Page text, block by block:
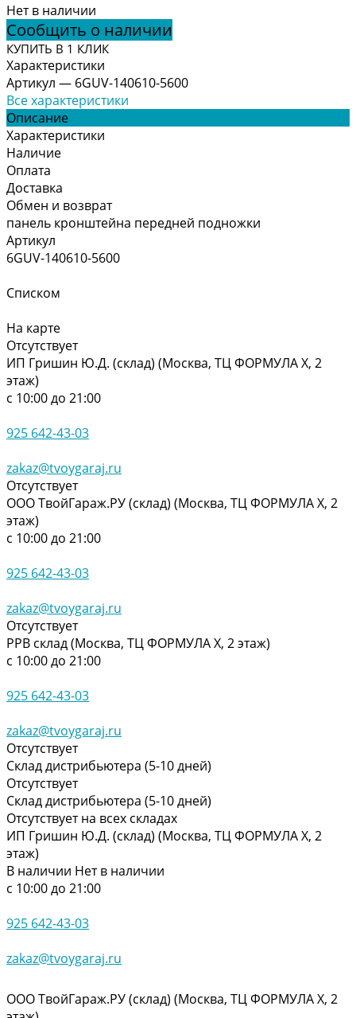
Нет в наличии
Сообщить о наличии
КУПИТЬ В 1 КЛИК
Характеристики
Артикул — 6GUV-140610-5600
Все характеристики
Описание
Характеристики
Наличие
Оплата
Доставка
Обмен и возврат
панель кронштейна передней подножки
Артикул
6GUV-140610-5600
Списком
На карте
Отсутствует
ИП Гришин Ю.Д. (склад) (Москва, ТЦ ФОРМУЛА Х, 2
этаж)
с 10:00 до 21:00
925 642-43-03
zakaz@tvoygaraj.ru
Отсутствует
ООО ТвойГараж.РУ (склад) (Москва, ТЦ ФОРМУЛА Х, 2
этаж)
с 10:00 до 21:00
925 642-43-03
zakaz@tvoygaraj.ru
Отсутствует
РРВ склад (Москва, ТЦ ФОРМУЛА Х, 2 этаж)
с 10:00 до 21:00
925 642-43-03
zakaz@tvoygaraj.ru
Отсутствует
Склад дистрибьютера (5-10 дней)
Отсутствует
Склад дистрибьютера (5-10 дней)
Отсутствует на всех складах
ИП Гришин Ю.Д. (склад) (Москва, ТЦ ФОРМУЛА Х, 2
этаж)
В наличии Нет в наличии
с 10:00 до 21:00
925 642-43-03
zakaz@tvoygaraj.ru
ООО ТвойГараж.РУ (склад) (Москва, ТЦ ФОРМУЛА Х, 2